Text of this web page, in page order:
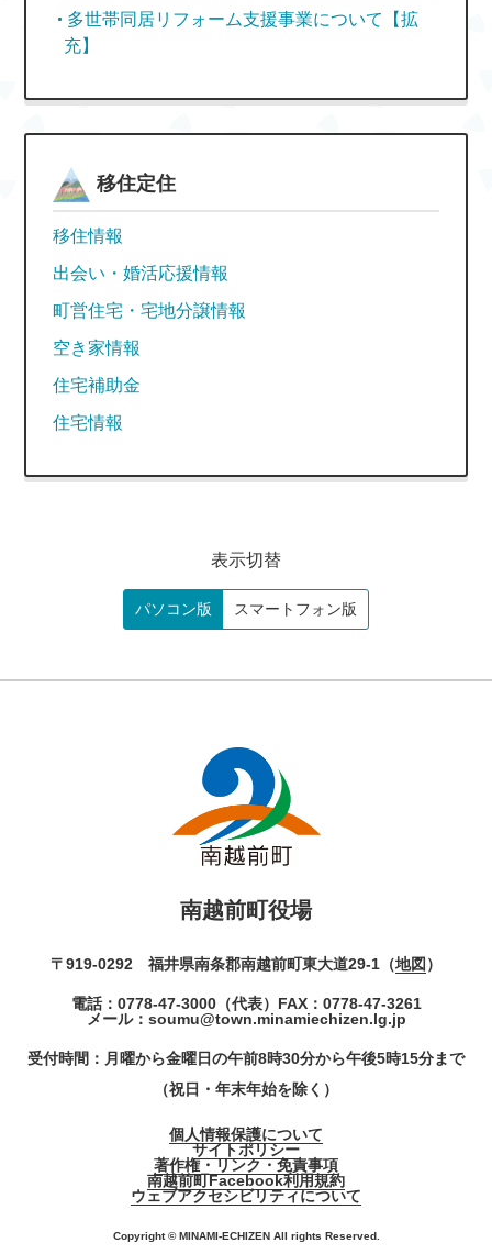
多世帯同居リフォーム支援事業について【拡
充】
移住定住
移住情報
出会い・婚活応援情報
町営住宅・宅地分譲情報
空き家情報
住宅補助金
住宅情報
表示切替
パソコン版 スマートフォン版
南越前町役場
〒919-0292 福井県南条郡南越前町東大道29-1（地図 ）
電話： 0778-47-3000（代表） FAX：0778-47-3261
メール： soumu@town.minamiechizen.lg.jp
受付時間：月曜から金曜日の午前8時30分から午後5時15分まで
（祝日・年末年始を除く）
個人情報保護について
サイトポリシー
著作権・リンク・免責事項
南越前町Facebook利用規約
ウェブアクセシビリティについて
Copyright © MINAMI-ECHIZEN All rights Reserved.